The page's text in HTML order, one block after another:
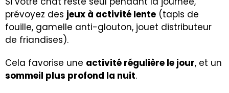
prévoyez des jeux à activité lente (tapis de
fouille, gamelle anti-glouton, jouet distributeur
de friandises).
Cela favorise une activité régulière le jour, et un
sommeil plus profond la nuit.